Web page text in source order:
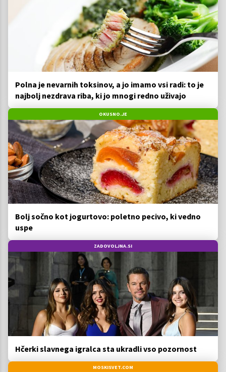
Polna je nevarnih toksinov, a jo imamo vsi radi: to je
najbolj nezdrava riba, ki jo mnogi redno uživajo
OKUSNO.JE
Bolj sočno kot jogurtovo: poletno pecivo, ki vedno
uspe
ZADOVOLJNA.SI
Hčerki slavnega igralca sta ukradli vso pozornost
MOSKISVET.COM